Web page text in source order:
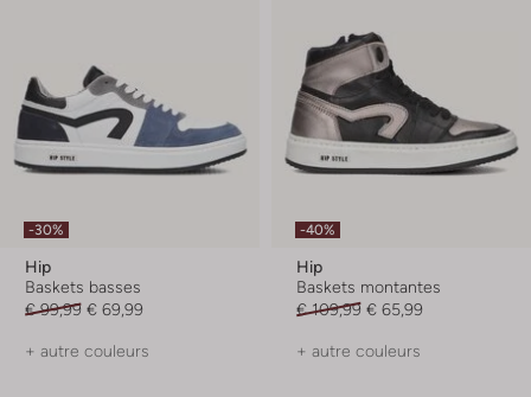
-30%
Hip
Baskets basses
€ 99,99 € 69,99
+ autre couleurs
-40%
Hip
Baskets montantes
€ 109,99 € 65,99
+ autre couleurs